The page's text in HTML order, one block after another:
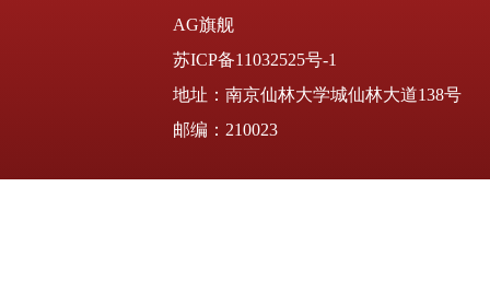
AG旗舰
苏ICP备11032525号-1
地址：南京仙林大学城仙林大道138号
邮编：210023